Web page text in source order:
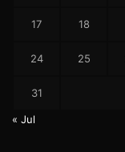
17 18
24 25
31
« Jul